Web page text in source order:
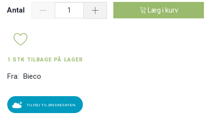
Antal Læg i kurv
1 STK TILBAGE PÅ LAGER
Fra: Bieco
TILFØJ TIL ØNSKESKYEN